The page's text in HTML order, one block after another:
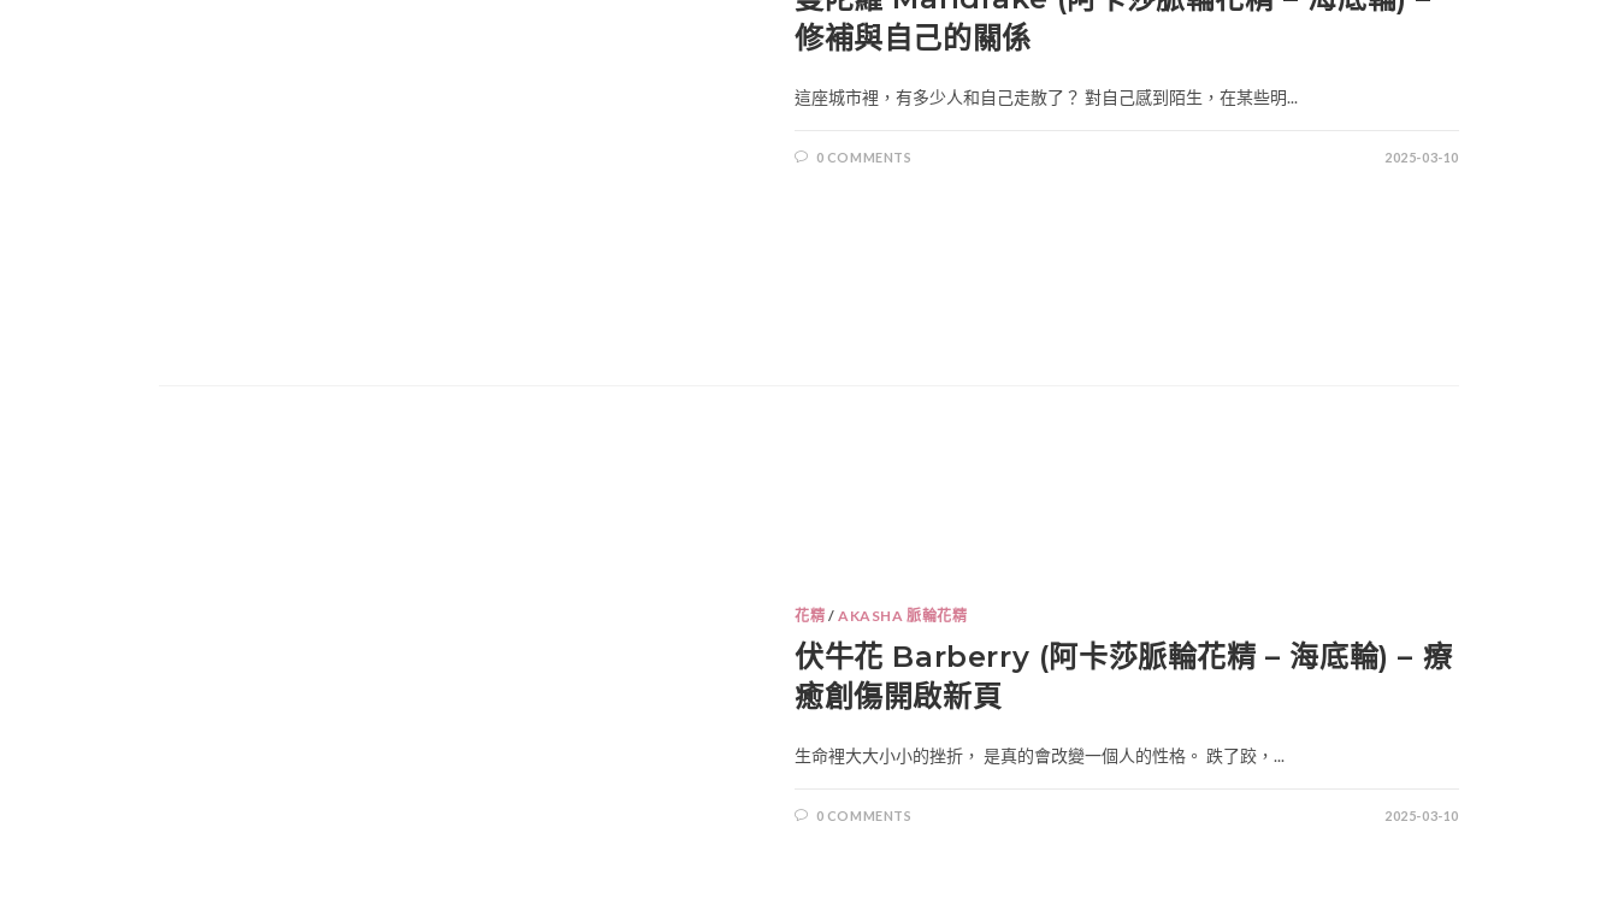
修補與自己的關係
這座城市裡，有多少人和自己走散了？ 對自己感到陌生，在某些明...
0 COMMENTS 2025-03-10
花精 /AKASHA 脈輪花精
伏牛花 Barberry (阿卡莎脈輪花精 – 海底輪) – 療
癒創傷開啟新頁
生命裡大大小小的挫折， 是真的會改變一個人的性格。 跌了跤，...
0 COMMENTS 2025-03-10